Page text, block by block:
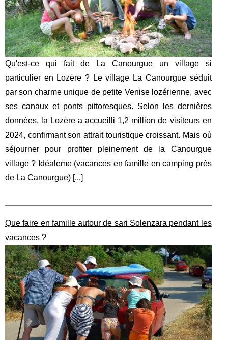
Qu'est-ce qui fait de La Canourgue un village si
particulier en Lozère ? Le village La Canourgue séduit
par son charme unique de petite Venise lozérienne, avec
ses canaux et ponts pittoresques. Selon les dernières
données, la Lozère a accueilli 1,2 million de visiteurs en
2024, confirmant son attrait touristique croissant. Mais où
séjourner pour profiter pleinement de la Canourgue
village ? Idéaleme (vacances en famille en camping près
de La Canourgue) [...]
Que faire en famille autour de sari Solenzara pendant les
vacances ?